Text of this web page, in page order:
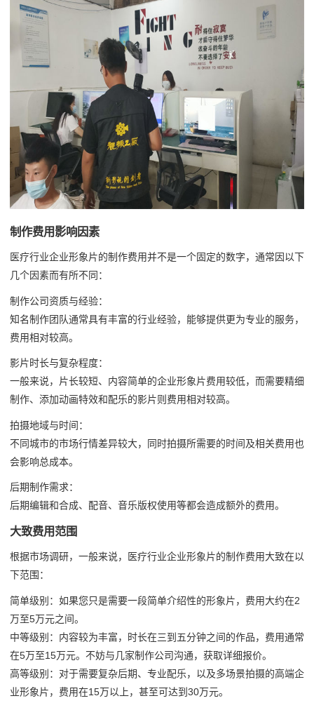
制作费用影响因素
医疗行业企业形象片的制作费用并不是一个固定的数字，通常因以下
几个因素而有所不同：
制作公司资质与经验：
知名制作团队通常具有丰富的行业经验，能够提供更为专业的服务，
费用相对较高。
影片时长与复杂程度：
一般来说，片长较短、内容简单的企业形象片费用较低，而需要精细
制作、添加动画特效和配乐的影片则费用相对较高。
拍摄地域与时间：
不同城市的市场行情差异较大，同时拍摄所需要的时间及相关费用也
会影响总成本。
后期制作需求：
后期编辑和合成、配音、音乐版权使用等都会造成额外的费用。
大致费用范围
根据市场调研，一般来说，医疗行业企业形象片的制作费用大致在以
下范围：
简单级别：如果您只是需要一段简单介绍性的形象片，费用大约在2
万至5万元之间。
中等级别：内容较为丰富，时长在三到五分钟之间的作品，费用通常
在5万至15万元。不妨与几家制作公司沟通，获取详细报价。
高等级别：对于需要复杂后期、专业配乐，以及多场景拍摄的高端企
业形象片，费用在15万以上，甚至可达到30万元。